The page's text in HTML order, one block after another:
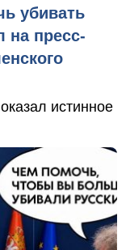
убивать
на пресс-
истинное